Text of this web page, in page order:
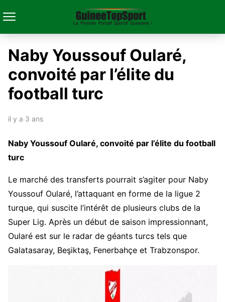
Naby Youssouf Oularé,
convoité par l’élite du
football turc
il y a 3 ans
Naby Youssouf Oularé, convoité par l’élite du football
turc
Le marché des transferts pourrait s’agiter pour Naby
Youssouf Oularé, l’attaquant en forme de la ligue 2
turque, qui suscite l’intérêt de plusieurs clubs de la
Super Lig. Après un début de saison impressionnant,
Oularé est sur le radar de géants turcs tels que
Galatasaray, Beşiktaş, Fenerbahçe et Trabzonspor.